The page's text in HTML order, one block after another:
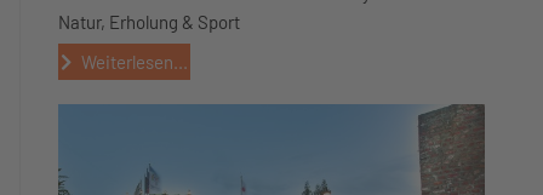
Natur, Erholung & Sport
Weiterlesen...